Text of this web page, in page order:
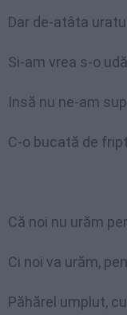
Dar de-atâta
Si-am vrea s-o
Insă nu ne-am
C-o bucată de
Că noi nu urăm
Ci noi va urăm,
Păhărel umplut,